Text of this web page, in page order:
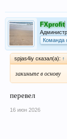
FXprofit
Команда
spjas4iy сказал(а): ↑
закиньте в основу
перевел
16 июн 2026